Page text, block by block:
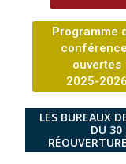
Programme
ouvertes
2025-2026
LES BUREAUX
DU 30